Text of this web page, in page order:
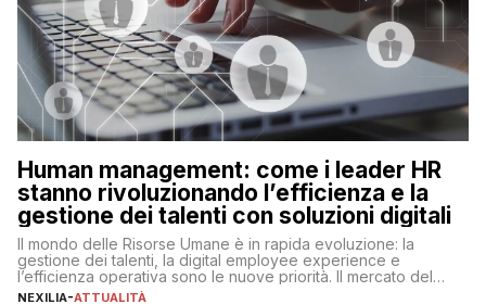
Human management: come i leader HR
stanno rivoluzionando l’efficienza e la
gestione dei talenti con soluzioni digitali
Il mondo delle Risorse Umane è in rapida evoluzione: la
gestione dei talenti, la digital employee experience e
l’efficienza operativa sono le nuove priorità. Il mercato del
lavoro, d’altra parte, è sempre più competitivo con una lotta
NEXILIA-ATTUALITÀ